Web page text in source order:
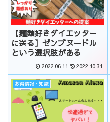
【麺類好きダイエッター
に送る】ゼンブヌードル
という選択肢がある
2022.06.11 2022.10.31
お得情報・知識